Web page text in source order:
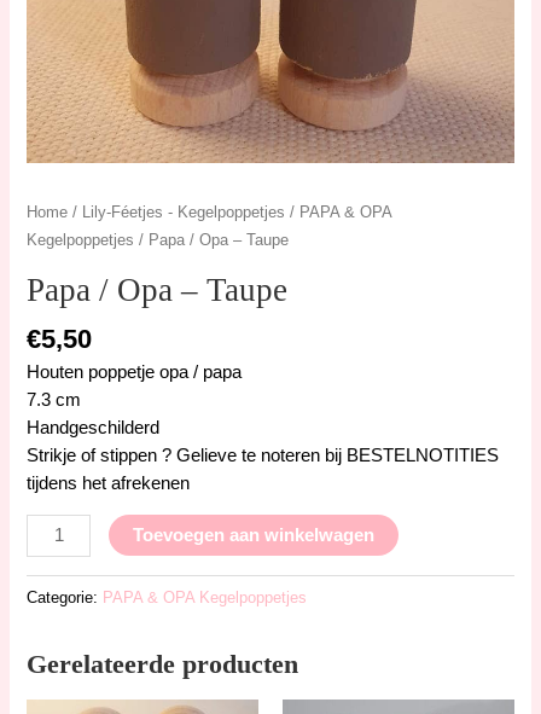
Home / Lily-Féetjes - Kegelpoppetjes / PAPA & OPA
Kegelpoppetjes / Papa / Opa – Taupe
Papa / Opa – Taupe
€5,50
Houten poppetje opa / papa
7.3 cm
Handgeschilderd
Strikje of stippen ? Gelieve te noteren bij BESTELNOTITIES
tijdens het afrekenen
Toevoegen aan winkelwagen
Categorie: PAPA & OPA Kegelpoppetjes
Gerelateerde producten